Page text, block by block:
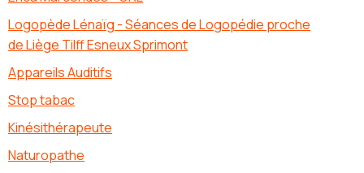
Logopède Lénaïg - Séances de Logopédie proche
de Liège Tilff Esneux Sprimont
Appareils Auditifs
Stop tabac
Kinésithérapeute
Naturopathe